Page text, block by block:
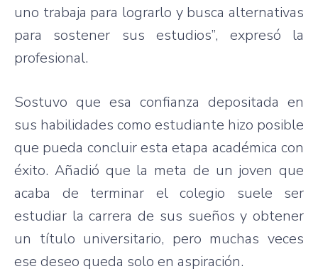
uno trabaja para lograrlo y busca alternativas
para sostener sus estudios”, expresó la
profesional.
Sostuvo que esa confianza depositada en
sus habilidades como estudiante hizo posible
que pueda concluir esta etapa académica con
éxito. Añadió que la meta de un joven que
acaba de terminar el colegio suele ser
estudiar la carrera de sus sueños y obtener
un título universitario, pero muchas veces
ese deseo queda solo en aspiración.